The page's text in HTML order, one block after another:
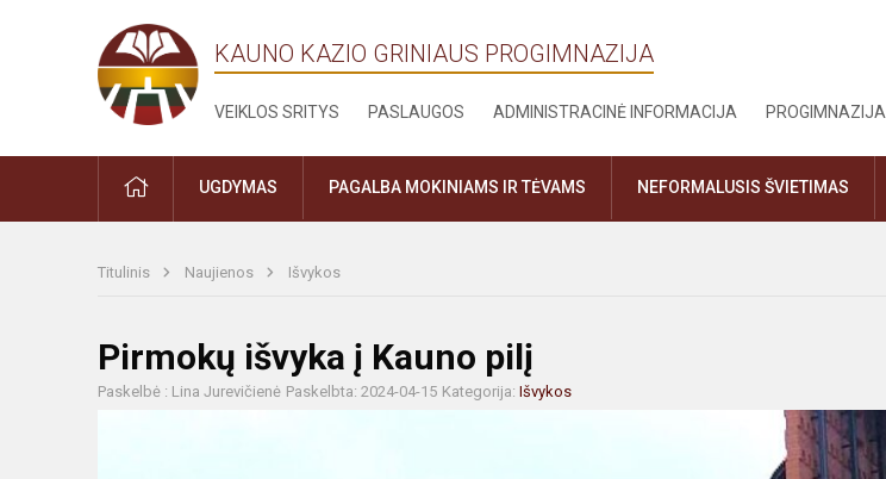
KAUNO KAZIO GRINIAUS PROGIMNAZIJA
VEIKLOS SRITYS PASLAUGOS ADMINISTRACINĖ INFORMACIJA PROGIMNAZIJA
PRADŽIAUGDYMAS PAGALBA MOKINIAMS IR TĖVAMS NEFORMALUSIS ŠVIETIMAS
Titulinis Naujienos Išvykos
Pirmokų išvyka į Kauno pilį
Paskelbė : Lina Jurevičienė Paskelbta: 2024-04-15 Kategorija: Išvykos